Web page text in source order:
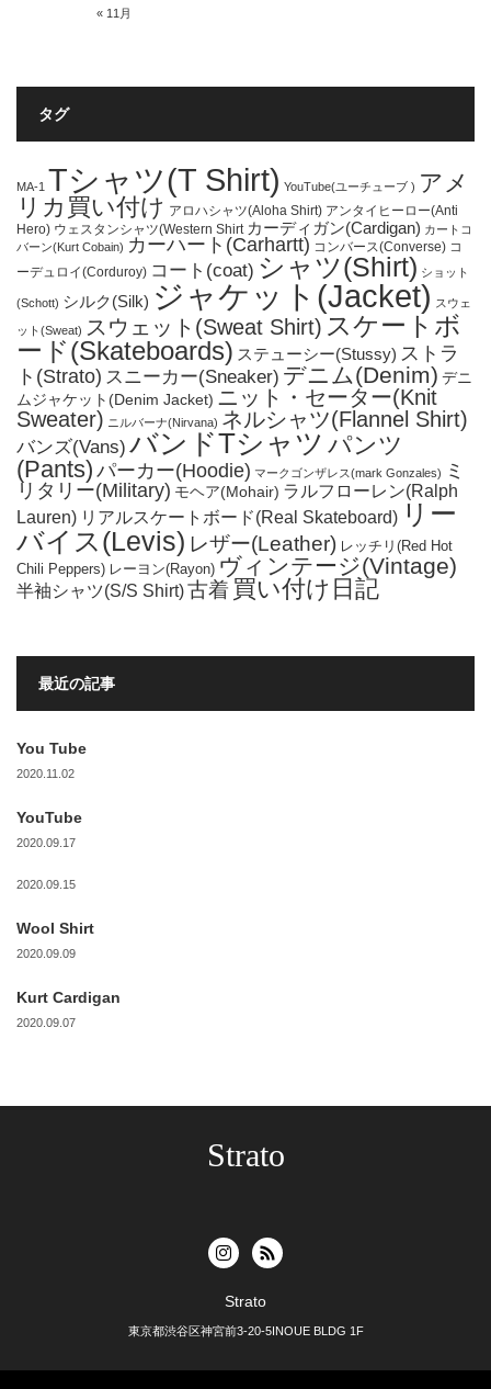
« 11月
タグ
MA-1 Tシャツ(T Shirt) YouTube(ユーチューブ ) アメ
リカ買い付け アロハシャツ(Aloha Shirt) アンタイヒーロー(Anti
Hero) ウェスタンシャツ(Western Shirt カーディガン(Cardigan) カートコ
バーン(Kurt Cobain) カーハート(Carhartt) コンバース(Converse) コ
ーデュロイ(Corduroy) コート(coat) シャツ(Shirt) ショット
(Schott) シルク(Silk) ジャケット(Jacket) スウェ
ット(Sweat) スウェット(Sweat Shirt) スケートボ
ード(Skateboards) ステューシー(Stussy) ストラ
ト(Strato) スニーカー(Sneaker) デニム(Denim) デニ
ムジャケット(Denim Jacket) ニット・セーター(Knit
Sweater) ニルバーナ(Nirvana) ネルシャツ(Flannel Shirt)
バンズ(Vans) バンドTシャツ パンツ
(Pants)パーカー(Hoodie) マークゴンザレス(mark Gonzales)
ミ
リタリー(Military) モヘア(Mohair) ラルフローレン(Ralph
Lauren) リアルスケートボード(Real Skateboard) リー
バイス(Levis) レザー(Leather) レッチリ(Red Hot
Chili Peppers) レーヨン(Rayon) ヴィンテージ(Vintage)
半袖シャツ(S/S Shirt)古着 買い付け日記
最近の記事
You Tube
2020.11.02
YouTube
2020.09.17
2020.09.15
Wool Shirt
2020.09.09
Kurt Cardigan
2020.09.07
Strato
Strato
東京都渋谷区神宮前3-20-5INOUE BLDG 1F